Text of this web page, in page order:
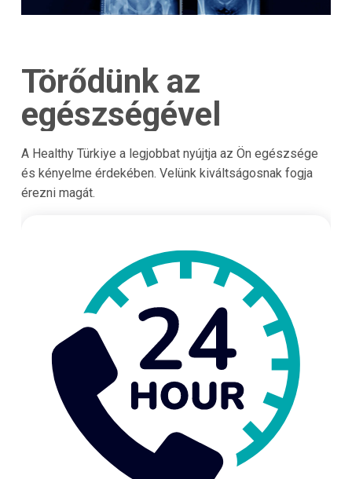
Törődünk az
egészségével
A Healthy Türkiye a legjobbat nyújtja az Ön egészsége
és kényelme érdekében. Velünk kiváltságosnak fogja
érezni magát.